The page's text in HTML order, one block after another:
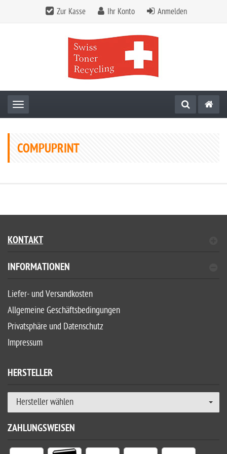
Zur Kasse Ihr Konto Anmelden
Toggle navigation
COMPUPRINT
KONTAKT
INFORMATIONEN
Liefer- und Versandkosten
Allgemeine Geschäftsbedingungen
Privatsphäre und Datenschutz
Impressum
HERSTELLER
Hersteller wählen
ZAHLUNGSWEISEN